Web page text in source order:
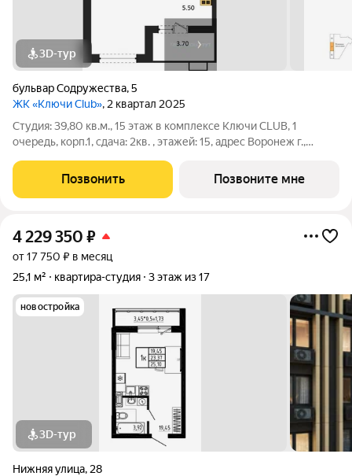
3D-тур
бульвар Содружества,5
ЖК «Ключи Club», 2 квартал 2025
Студия: 39,80 кв.м., 15 этаж в комплексе Ключи CLUB, 1
очередь, корп.1, сдача: 2кв. , этажей: 15, адрес Воронеж г.,
полноценный мини-город из семи жилых комплексов,
насыщенный социальной и
Позвонить Позвоните мне
4 229 350 ₽
от 17 750 ₽ в месяц
25,1 м²
квартира-студия 3 этаж из 17
новостройка
3D-тур
Нижняя улица, 28